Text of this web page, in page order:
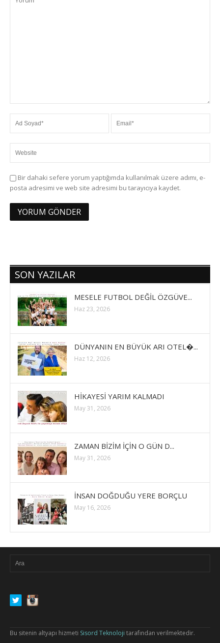
Bir dahaki sefere yorum yaptığımda kullanılmak üzere adımı, e-
posta adresimi ve web site adresimi bu tarayıcıya kaydet.
SON YAZILAR
MESELE FUTBOL DEĞİL ÖZGÜVE...
Haz 23, 2026
DÜNYANIN EN BÜYÜK ARI OTEL�...
Haz 12, 2026
HİKAYESİ YARIM KALMADI
May 31, 2026
ZAMAN BİZİM İÇİN O GÜN D...
May 31, 2026
İNSAN DOĞDUĞU YERE BORÇLU
May 16, 2026
Bu sitenin altyapı hizmeti Sisord Teknoloji tarafından verilmektedir.